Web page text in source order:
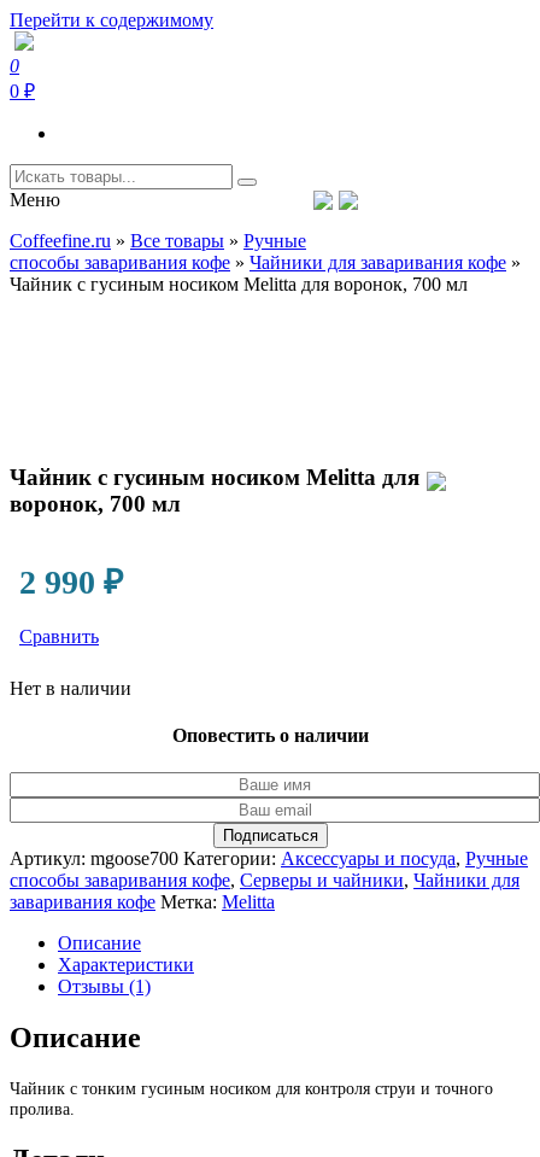
Перейти к содержимому
Coffeefine.ru
Интернет-магазин кофемашин и кофейной техники для дома
0
0 ₽
Меню
Coffeefine.ru » Все товары » Ручные
способы заваривания кофе » Чайники для заваривания кофе »
Чайник с гусиным носиком Melitta для воронок, 700 мл
Чайник с гусиным носиком Melitta для
воронок, 700 мл
2 990 ₽
Сравнить
Нет в наличии
Оповестить о наличии
Подписаться
Артикул: mgoose700 Категории: Аксессуары и посуда, Ручные
способы заваривания кофе, Серверы и чайники, Чайники для
заваривания кофе Метка: Melitta
Описание
Характеристики
Отзывы (1)
Описание
Чайник с тонким гусиным носиком для контроля струи и точного
пролива.